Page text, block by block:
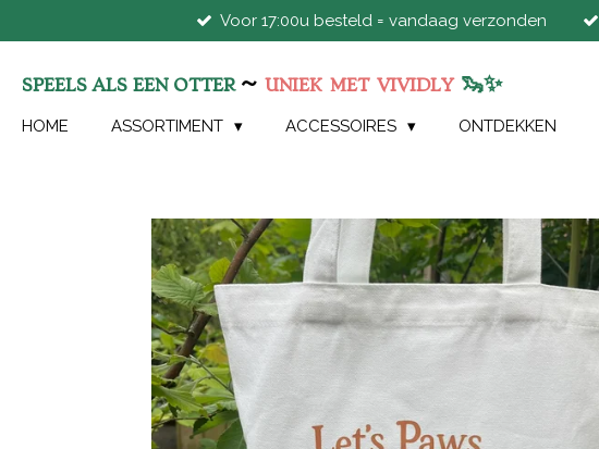
direct
de
hoofdinhoud
Voor 17:00u besteld = vandaag verzonden
SPEELS ALS EEN OTTER ~ UNIEK MET VIVIDLY 🦦✨
HOME ASSORTIMENT ACCESSOIRES ONTDEKKEN